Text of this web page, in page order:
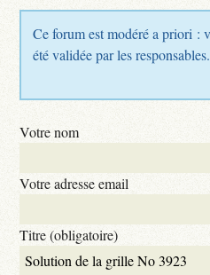
Ce forum est modéré a priori :
été validée par les responsables.
Votre nom
Votre adresse email
Titre (obligatoire)